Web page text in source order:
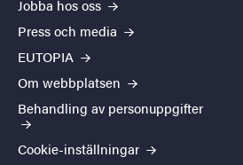
Jobba hos oss
Press och media
EUTOPIA
Om webbplatsen
Behandling av personuppgifter
Cookie-inställningar